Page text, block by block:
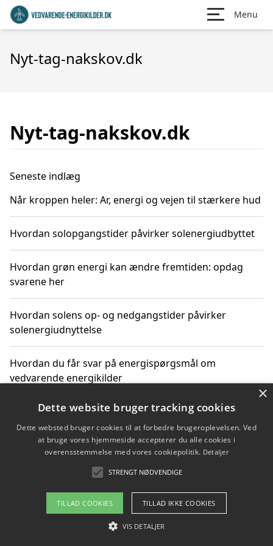
Menu
Nyt-tag-nakskov.dk
Nyt-tag-nakskov.dk
Seneste indlæg
Når kroppen heler: Ar, energi og vejen til stærkere hud
Hvordan solopgangstider påvirker solenergiudbyttet
Hvordan grøn energi kan ændre fremtiden: opdag
svarene her
Hvordan solens op- og nedgangstider påvirker
solenergiudnyttelse
Hvordan du får svar på energispørgsmål om
vedvarende energikilder
Copyright 2026 - Pilanto Aps
Om / kontakt
Blog Betingelser
×
Dette website bruger tracking cookies
Dette websted bruger cookies til at forbedre brugeroplevelsen. Ved
at bruge vores hjemmeside accepterer du alle cookies i
overensstemmelse med vores cookiepolitik. Detaljer
STRENGT NØDVENDIGE
TILLAD COOKIES TILLAD IKKE COOKIES
VIS DETALJER